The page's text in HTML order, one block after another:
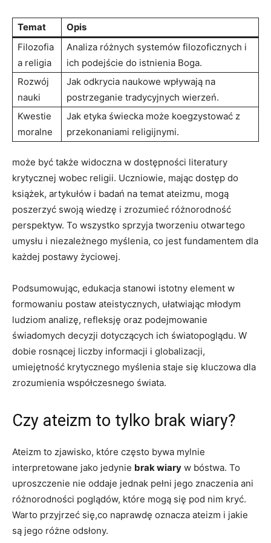
Temat
Opis
Filozofia
a religia
Analiza różnych systemów ‍filozoficznych i
ich podejście do istnienia Boga.
Rozwój‌
nauki
Jak odkrycia naukowe wpływają ‌na
postrzeganie tradycyjnych wierzeń.
Kwestie
moralne
Jak etyka świecka może koegzystować z
przekonaniami⁤ religijnymi.
może być także widoczna w dostępności​ literatury
krytycznej wobec religii. Uczniowie,​ mając dostęp do
książek, artykułów i badań na temat ateizmu, mogą
poszerzyć swoją wiedzę​ i zrozumieć różnorodność
perspektyw. To wszystko⁢ sprzyja tworzeniu otwartego
umysłu i niezależnego myślenia, co jest fundamentem dla
każdej postawy‍ życiowej.
Podsumowując, edukacja stanowi istotny element w
formowaniu postaw ateistycznych, ułatwiając ⁣młodym
ludziom⁣ analizę, refleksję oraz podejmowanie
świadomych decyzji dotyczących ich światopoglądu. W
dobie rosnącej ​liczby informacji i ‌globalizacji,
umiejętność krytycznego myślenia staje się kluczowa dla
zrozumienia współczesnego świata.
Czy ateizm to‍ tylko brak wiary?
Ateizm to zjawisko, które często bywa mylnie
interpretowane jako jedynie brak wiary w bóstwa. To⁢
uproszczenie nie oddaje jednak pełni jego znaczenia ani
różnorodności⁢ poglądów, które mogą się⁢ pod nim kryć.
Warto przyjrzeć się,co naprawdę oznacza ateizm i jakie
są jego różne odsłony.